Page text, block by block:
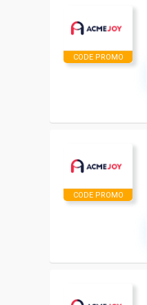
CODE PROMO
CODE PROMO